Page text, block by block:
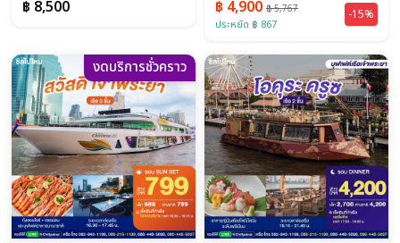
฿ 8,500 ฿ 4,900 ฿ 5,767
ประหยัด ฿ 867
-15%
งดบริการชั่วคราว